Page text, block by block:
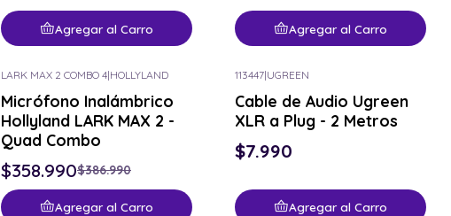
Agregar al Carro Agregar al Carro
LARK MAX 2 COMBO 4|HOLLYLAND
Micrófono Inalámbrico
Hollyland LARK MAX 2 -
Quad Combo
$358.990$386.990
Agregar al Carro
113447|UGREEN
Cable de Audio Ugreen
XLR a Plug - 2 Metros
$7.990
Agregar al Carro